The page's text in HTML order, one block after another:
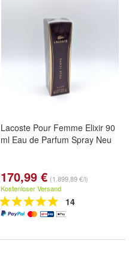
Lacoste Pour Femme Elixir 90
ml Eau de Parfum Spray Neu
170,99 € (1.899,89 €/l)
Kostenloser Versand
14